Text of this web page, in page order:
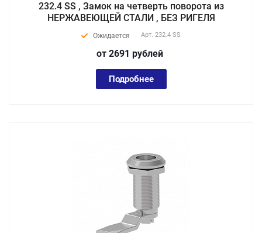
232.4 SS , Замок на четверть поворота из
НЕРЖАВЕЮЩЕЙ СТАЛИ , БЕЗ РИГЕЛЯ
Ожидается Арт. 232.4 SS
от 2691 рублей
Подробнее